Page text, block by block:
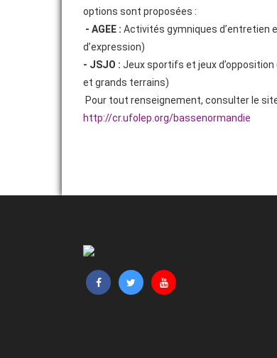
COMMUNICATION
CAMPAGNE 25/26
ACTIVITÉS SPORTIVES
SPORTS NATURE
options sont proposées :
- AGEE : Activités gymniques d’entretien
d’expression)
- JSJO : Jeux sportifs et jeux
et grands terrains)
Pour tout renseignement, consulter le
http://cr.ufolep.org/bassenormandie